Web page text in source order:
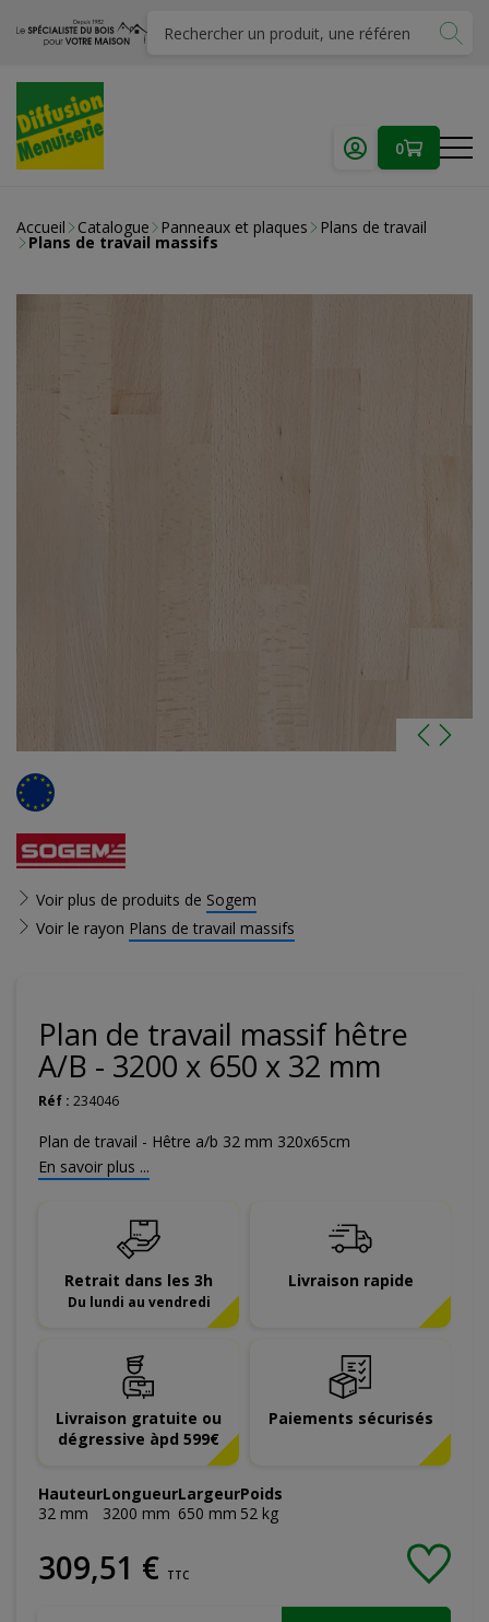
0
Accueil Catalogue Panneaux et plaques Plans de travail
Plans de travail massifs
Voir plus de produits de Sogem
Voir le rayon Plans de travail massifs
Plan de travail massif hêtre
A/B - 3200 x 650 x 32 mm
Réf : 234046
Plan de travail - Hêtre a/b 32 mm 320x65cm
En savoir plus ...
Retrait dans les 3h
Du lundi au vendredi
Livraison rapide
Livraison gratuite ou
dégressive àpd 599€
Paiements sécurisés
Hauteur
32 mm
Longueur
3200 mm
Largeur
650 mm
Poids
52 kg
309,51 € TTC